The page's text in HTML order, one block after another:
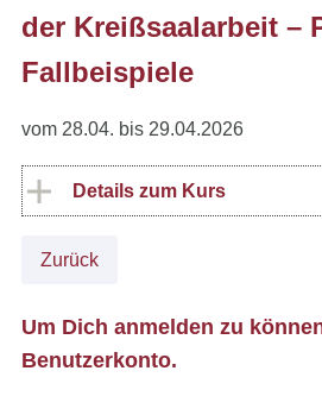
der Kreißsaalarbeit –
Fallbeispiele
vom 28.04. bis 29.04.2026
Details zum Kurs
Zurück
Um Dich anmelden zu
Benutzerkonto.